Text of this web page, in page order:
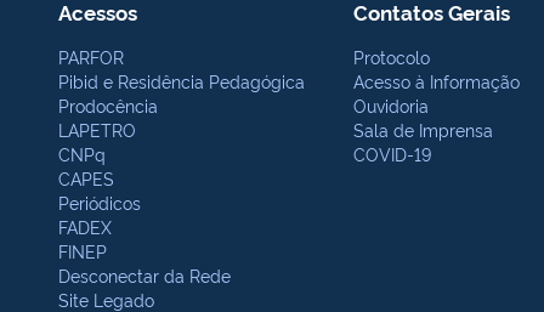
Acessos
PARFOR
Pibid e Residência Pedagógica
Prodocência
LAPETRO
CNPq
CAPES
Periódicos
FADEX
FINEP
Desconectar da Rede
Site Legado
Contatos Gerais
Protocolo
Acesso à Informação
Ouvidoria
Sala de Imprensa
COVID-19